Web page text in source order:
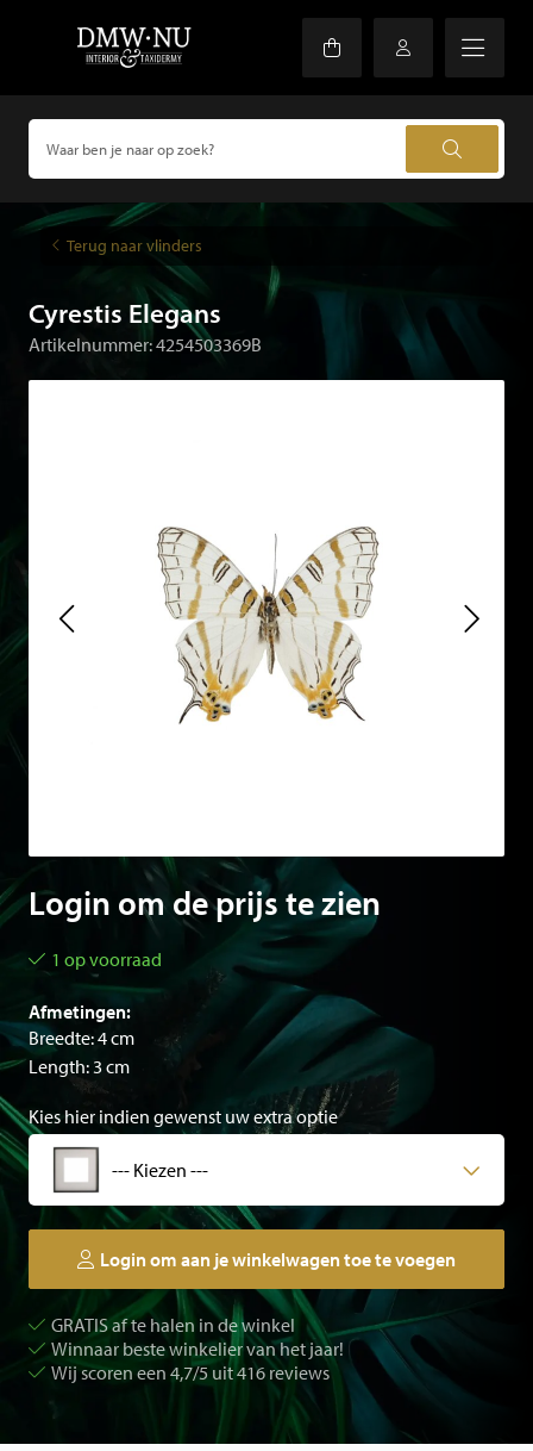
Terug naar vlinders
Cyrestis Elegans
Artikelnummer: 4254503369B
Login om de prijs te zien
1 op voorraad
Afmetingen:
Breedte: 4 cm
Length: 3 cm
Kies hier indien gewenst uw extra optie
--- Kiezen ---
Login om aan je winkelwagen toe te voegen
GRATIS af te halen in de winkel
Winnaar beste winkelier van het jaar!
Wij scoren een 4,7/5 uit 416 reviews